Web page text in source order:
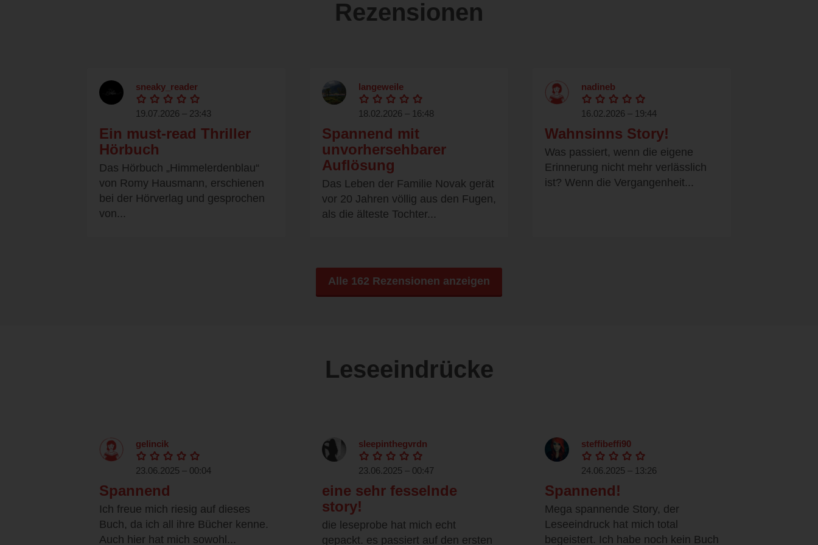
Rezensionen
sneaky_reader
19.07.2026 – 23:43
Ein must-read Thriller
Hörbuch
Das Hörbuch „Himmelerdenblau“
von Romy Hausmann, erschienen
bei der Hörverlag und gesprochen
von...
langeweile
18.02.2026 – 16:48
Spannend mit
unvorhersehbarer
Auflösung
Das Leben der Familie Novak gerät
vor 20 Jahren völlig aus den Fugen,
als die älteste Tochter...
nadineb
16.02.2026 – 19:44
Wahnsinns Story!
Was passiert, wenn die eigene
Erinnerung nicht mehr verlässlich
ist? Wenn die Vergangenheit...
Alle 162 Rezensionen anzeigen
Leseeindrücke
gelincik
23.06.2025 – 00:04
Spannend
Ich freue mich riesig auf dieses
Buch, da ich all ihre Bücher kenne.
Auch hier hat mich sowohl...
sleepinthegvrdn
23.06.2025 – 00:47
eine sehr fesselnde
story!
die leseprobe hat mich echt
gepackt. es passiert auf den ersten
steffibeffi90
24.06.2025 – 13:26
Spannend!
Mega spannende Story, der
Leseeindruck hat mich total
begeistert. Ich habe noch kein Buch